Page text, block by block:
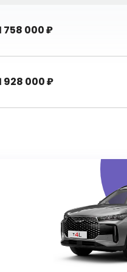
758 000₽
928 000₽